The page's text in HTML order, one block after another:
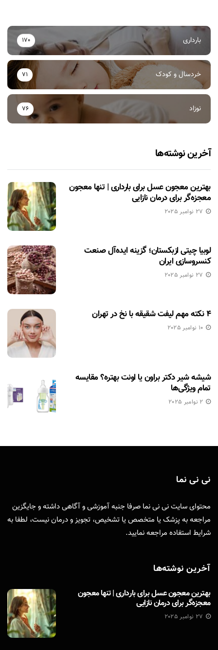
بارداری 170
خردسال و کودک 71
نوزاد 76
آخرین نوشته‌ها
بهترین معجون عسل برای بارداری | تنها معجون
معجزه‌گر برای درمان نازایی
27 نوامبر 2025
لوبیا چیتی ازبکستان؛ گزینه ایده‌آل صنعت
کنسروسازی ایران
27 نوامبر 2025
۴ نکته مهم لیفت شقیقه با نخ در تهران
10 نوامبر 2025
شیشه شیر دکتر براون یا اونت بهتره؟ مقایسه
تمام ویژگی‌ها
2 نوامبر 2025
نی نی نما
محتوای سایت نی نی نما صرفا جنبه آموزشی و آگاهی داشته و جایگزین
مراجعه به پزشک یا متخصص یا تشخیص، تجویز و درمان نیست، لطفا به
شرایط استفاده مراجعه نمایید.
آخرین نوشته‌ها
بهترین معجون عسل برای بارداری | تنها معجون
معجزه‌گر برای درمان نازایی
27 نوامبر 2025